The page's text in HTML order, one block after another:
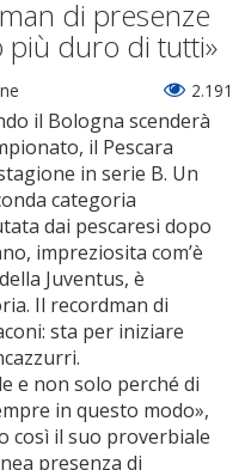
di presenze
più duro di tutti»
2.191
il Bologna scenderà
il Pescara
in serie B. Un
categoria
dai pescaresi dopo
impreziosita com’è
Juventus, è
Il recordman di
sta per iniziare
e non solo perché di
in questo modo»,
così il suo proverbiale
presenza di